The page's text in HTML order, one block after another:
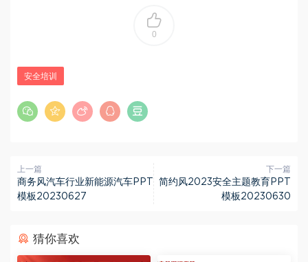
0
安全培训
上一篇
商务风汽车行业新能源汽车PPT
模板20230627
下一篇
简约风2023安全主题教育PPT
模板20230630
猜你喜欢